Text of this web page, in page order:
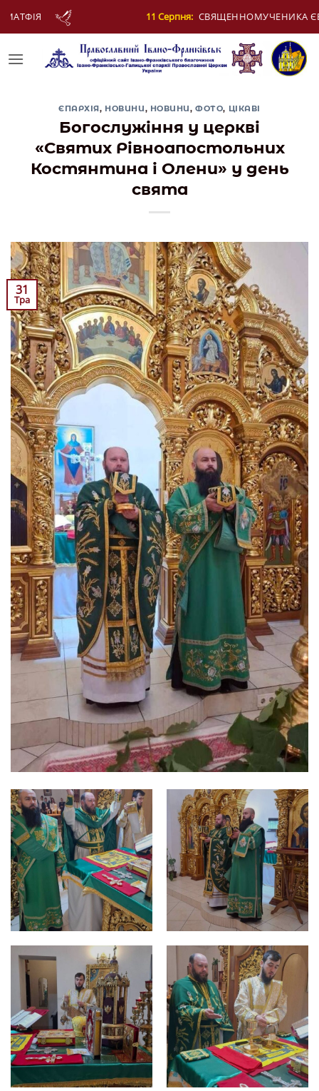
СВЯЩЕННОМУЧЕНИКА ЄВПЛА, АРХІДИЯКОНА
ЄПАРХІЯ, НОВИНИ, НОВИНИ,ФОТО, ЦІКАВІ
Богослужіння у церкві
«Святих Рівноапостольних
Костянтина і Олени» у день
свята
31
Тра